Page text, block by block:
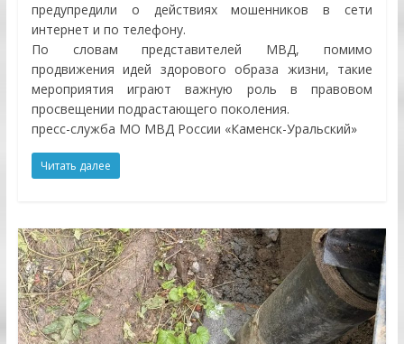
предупредили о действиях мошенников в сети
интернет и по телефону.
По словам представителей МВД, помимо
продвижения идей здорового образа жизни, такие
мероприятия играют важную роль в правовом
просвещении подрастающего поколения.
пресс-служба МО МВД России «Каменск-Уральский»
Читать далее